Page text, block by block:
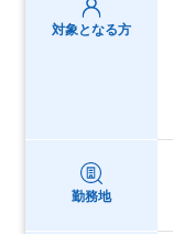
対象となる方
勤務地